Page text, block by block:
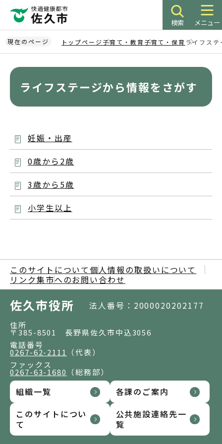
ペ
ー
ジ
検索 メニュー
現在のページ トップページ 子育て・教育子育て・保育 ライフス
ライフステージから情報をさがす
妊娠・出産
0歳から2歳
3歳から5歳
小学生以上
このサイトについて 個人情報の取扱いについて
リンク集市へのお問い合わせ
佐久市役所 法人番号：2000020202177
住所
〒385-8501 長野県佐久市中込3056
電話番号
0267-62-2111
（代表）
ファックス
0267-63-1680 （総務部）
組織一覧
各課のご案内
このサイトについ
て
公共施設連絡先一
覧